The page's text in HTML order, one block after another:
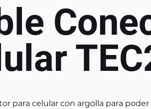
para celular con argolla para poder